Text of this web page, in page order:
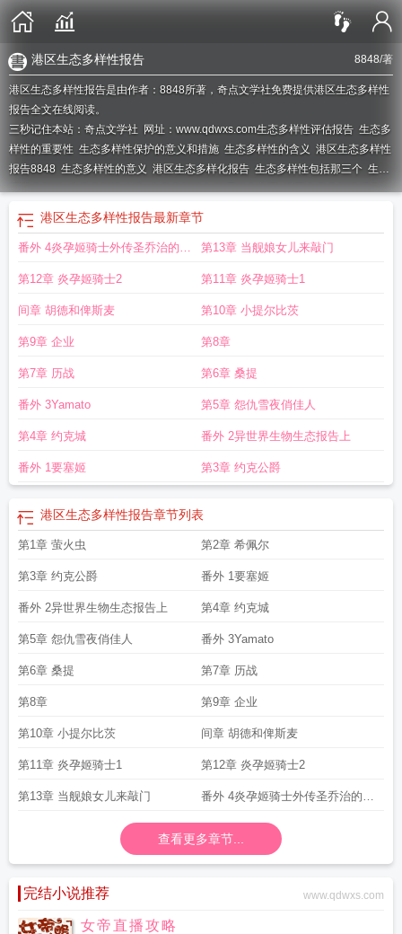
8848/著
港区生态多样性报告
港区生态多样性报告是由作者：8848所著，奇点文学社免费提供港区生态多样性
报告全文在线阅读。
三秒记住本站：奇点文学社 网址：www.qdwxs.com生态多样性评估报告 生态多
样性的重要性 生态多样性保护的意义和措施 生态多样性的含义 港区生态多样性
报告8848 生态多样性的意义 港区生态多样化报告 生态多样性包括那三个 生态
环境多样性生态多样性会议生态多样性包括哪三个方面港区生态多样性报告
港区多样性报告 生态多样性包括哪些
4生态多样性指什么
告战舰少女生态多样性大会国际生态多样性港区生态多样化生态多样性一般
性报告5
生态多样性主题 生态多样性内容 港区生态多样性调查报告
是什么学科类别
港区生态多样性报告最新章节
番外 4炎孕姬骑士外传圣乔治的提
枪训练
第13章 当舰娘女儿来敲门
第12章 炎孕姬骑士2 第11章 炎孕姬骑士1
间章 胡德和俾斯麦 第10章 小提尔比茨
第9章 企业 第8章
第7章 历战 第6章 桑提
番外 3Yamato 第5章 怨仇雪夜俏佳人
第4章 约克城 番外 2异世界生物生态报告上
番外 1要塞姬 第3章 约克公爵
港区生态多样性报告章节列表
第1章 萤火虫 第2章 希佩尔
第3章 约克公爵 番外 1要塞姬
番外 2异世界生物生态报告上 第4章 约克城
第5章 怨仇雪夜俏佳人 番外 3Yamato
第6章 桑提 第7章 历战
第8章 第9章 企业
第10章 小提尔比茨 间章 胡德和俾斯麦
第11章 炎孕姬骑士1 第12章 炎孕姬骑士2
第13章 当舰娘女儿来敲门 番外 4炎孕姬骑士外传圣乔治的提
枪训练
查看更多章节...
完结小说推荐 www.qdwxs.com
女帝直播攻略